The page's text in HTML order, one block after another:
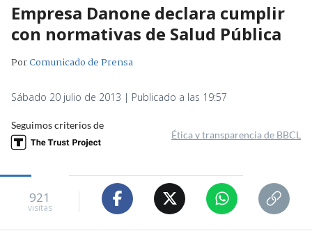
Empresa Danone declara cumplir
con normativas de Salud Pública
PorComunicado de Prensa
Sábado 20 julio de 2013 | Publicado a las 19:57
Seguimos criterios de
Ética y transparencia de BBCL
921
visitas